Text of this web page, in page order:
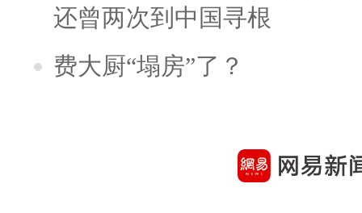
还曾两次到中国寻根
费大厨“塌房”了？